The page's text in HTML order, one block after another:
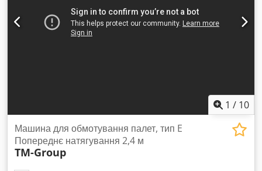
високої продуктивності 30–35 тонн/год. Повністю
відновлений та перевірений у 2019 році. Crodjv U R Agepfx
1 / 10
Машина для обмотування палет, тип E
Попереднє натягування 2,4 м
TM-Group